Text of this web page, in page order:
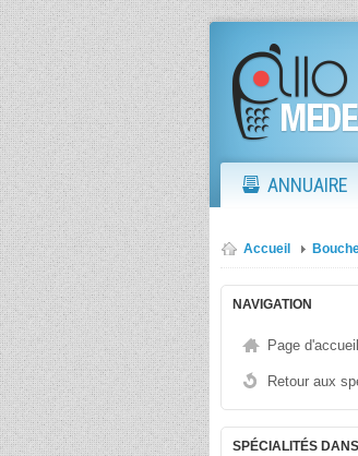
ANNUAIRE
Accueil
NAVIGATION
Page d'accueil
Retour aux
SPÉCIALITÉS